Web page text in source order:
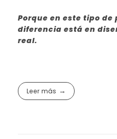
Porque en este tipo de
diferencia está en
real.
Leer más